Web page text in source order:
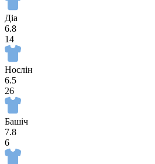
Діа
6.8
14
Нослін
6.5
26
Башіч
7.8
6